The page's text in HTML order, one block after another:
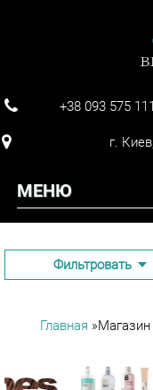
+38 093 575
г.
МЕНЮ
Фильтровать
ВЫ ЗДЕСЬ
Главная »Магазин